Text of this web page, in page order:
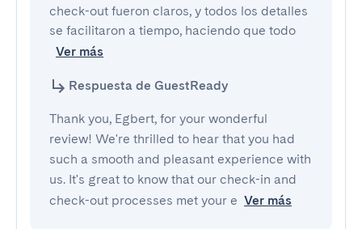
check-out fueron claros, y todos los detalles
se facilitaron a tiempo, haciendo que todo
Ver más
Respuesta de GuestReady
Thank you, Egbert, for your wonderful
review! We're thrilled to hear that you had
such a smooth and pleasant experience with
us. It's great to know that our check-in and
check-out processes met your e Ver más